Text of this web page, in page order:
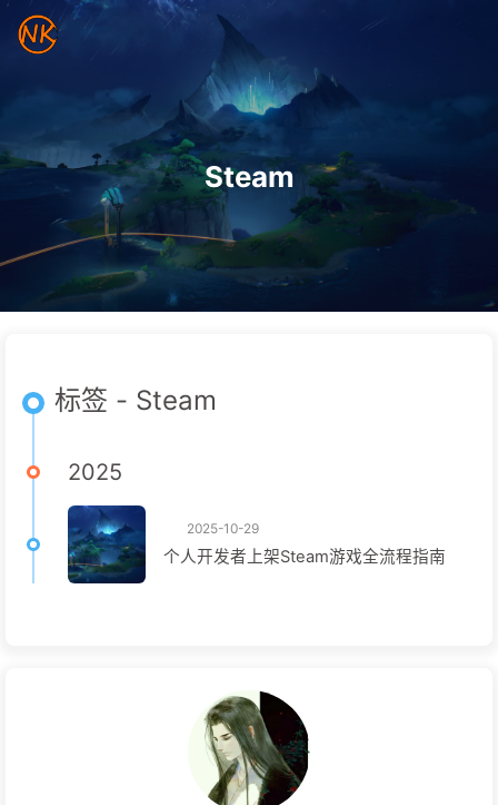
Steam
标签 - Steam
2025
2025-10-29
个人开发者上架Steam游戏全流程指南